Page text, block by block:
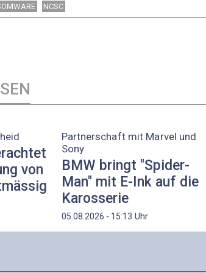
NCSC
von
Partnerschaft mit Marvel und
Sony
BMW bringt "Spider-
Man" mit E-Ink auf die
Karosserie
05.08.2026 - 15:13 Uhr